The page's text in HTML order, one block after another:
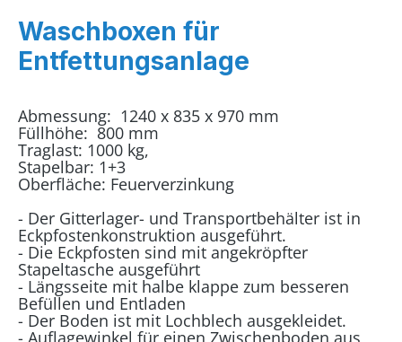
Waschboxen für
Entfettungsanlage
Abmessung: 1240 x 835 x 970 mm
Füllhöhe: 800 mm
Traglast: 1000 kg,
Stapelbar: 1+3
Oberfläche: Feuerverzinkung
- Der Gitterlager- und Transportbehälter ist in
Eckpfostenkonstruktion ausgeführt.
- Die Eckpfosten sind mit angekröpfter
Stapeltasche ausgeführt
- Längsseite mit halbe klappe zum besseren
Befüllen und Entladen
- Der Boden ist mit Lochblech ausgekleidet.
- Auflagewinkel für einen Zwischenboden aus